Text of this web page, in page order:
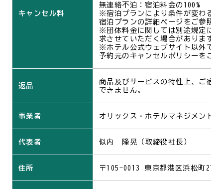
キャンセル料
無連絡不泊：宿泊料金の100%
※宿泊プランにより条件が変わる
宿泊プランの詳細ページをご参照
※団体料金に関しては別途規定に
求させていただく場合があります。
※ホテル公式ウェブサイト以外で
予約元のキャンセルポリシーをご
返品
商品及びサービスの特性上、ご宿
できません。
事業者 オリックス・ホテルマネジメント
代表者 似内 隆晃（取締役社長）
住所 〒105-0013 東京都港区浜松町2丁